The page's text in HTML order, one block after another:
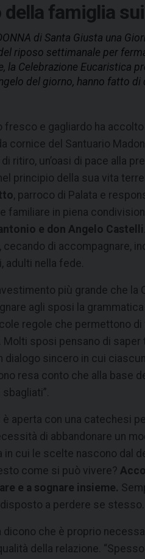
famiglia
di Santa Giusta una
riposo settimanale per
Celebrazione Eucaristica
del giorno, hanno fatto
fresco e gagliardo ha
cornice del Santuario
ritiro, un’oasi di pace alla
principio della sua vita
, parroco di Palata e
familiare in piena
e don Angelo Castelli
cecando di accompagnare,
adulti nella fede.
più grande che
agli sposi la
regole che permettono
sposi pensano di
sincero in cui
resa conto che alla base
aperta con una catechesi
di abbandonare un
in cui le scelte nascono
come si può vivere?
e a sognare insieme.
a perdere se stesso.
che è proprio
della relazione.